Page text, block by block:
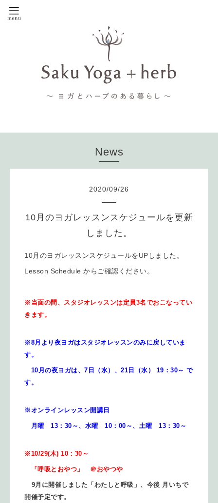
News
2020/09/26
10月のヨガレッスンスケジュールを更新
しました。
10月のヨガレッスンスケジュールをUPしました。
Lesson Schedule からご確認ください。
※当面の間、スタジオレッスンは定員3名でおこなってい
きます。
※8月より夜ヨガはスタジオレッスンのみに戻していま
す。
10月 の夜ヨガは、7日（水）、21日
（水） 19：30～ で
す。
※オンラインレッスン開講日
月曜 13：30～、水曜 10：00～、土曜 13：30～
※10/29(木) 10：30～
「呼吸とおやつ」 ＠おやつや
9月に開催しました「わたしと呼吸」、今後 月いちで
開催予定です。